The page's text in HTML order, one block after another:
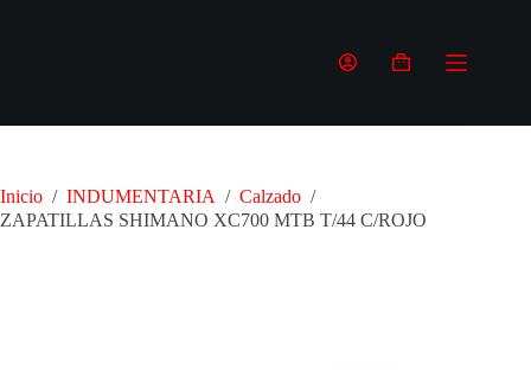
Carro
Inicio / INDUMENTARIA / Calzado /
ZAPATILLAS SHIMANO XC700 MTB T/44 C/ROJO